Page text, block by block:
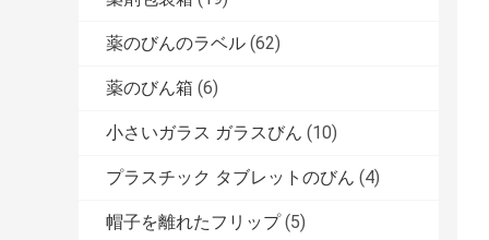
薬のびんのラベル (62)
薬のびん箱 (6)
小さいガラス ガラスびん (10)
プラスチック タブレットのびん (4)
帽子を離れたフリップ (5)